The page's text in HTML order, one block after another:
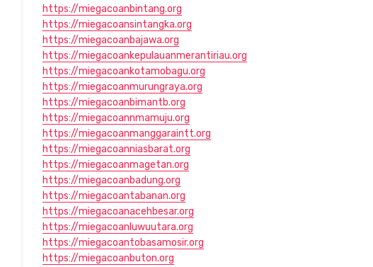
https://miegacoanbintang.org
https://miegacoansintangka.org
https://miegacoanbajawa.org
https://miegacoankepulauanmerantiriau.org
https://miegacoankotamobagu.org
https://miegacoanmurungraya.org
https://miegacoanbimantb.org
https://miegacoannmamuju.org
https://miegacoanmanggaraintt.org
https://miegacoanniasbarat.org
https://miegacoanmagetan.org
https://miegacoanbadung.org
https://miegacoantabanan.org
https://miegacoanacehbesar.org
https://miegacoanluwuutara.org
https://miegacoantobasamosir.org
https://miegacoanbuton.org